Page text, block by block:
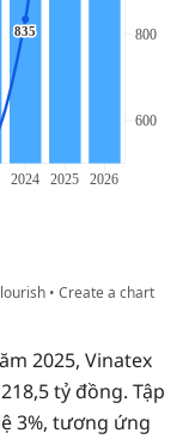
2025, Vinatex
tỷ đồng. Tập
3%, tương ứng